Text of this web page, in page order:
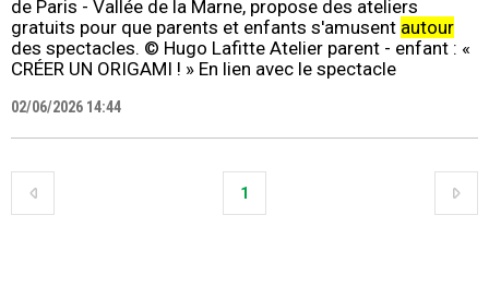
de Paris - Vallée de la Marne, propose des ateliers
gratuits pour que parents et enfants s'amusent autour
des spectacles. © Hugo Lafitte Atelier parent - enfant : «
CRÉER UN ORIGAMI ! » En lien avec le spectacle
02/06/2026 14:44
1